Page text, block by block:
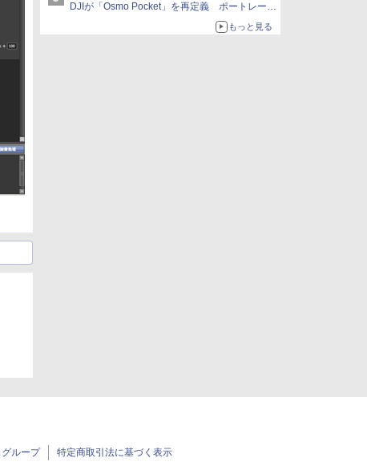
DJIが「Osmo Pocket」を再定義 ポートレート
もっと見る
ループ 特定商取引法に基づく表示